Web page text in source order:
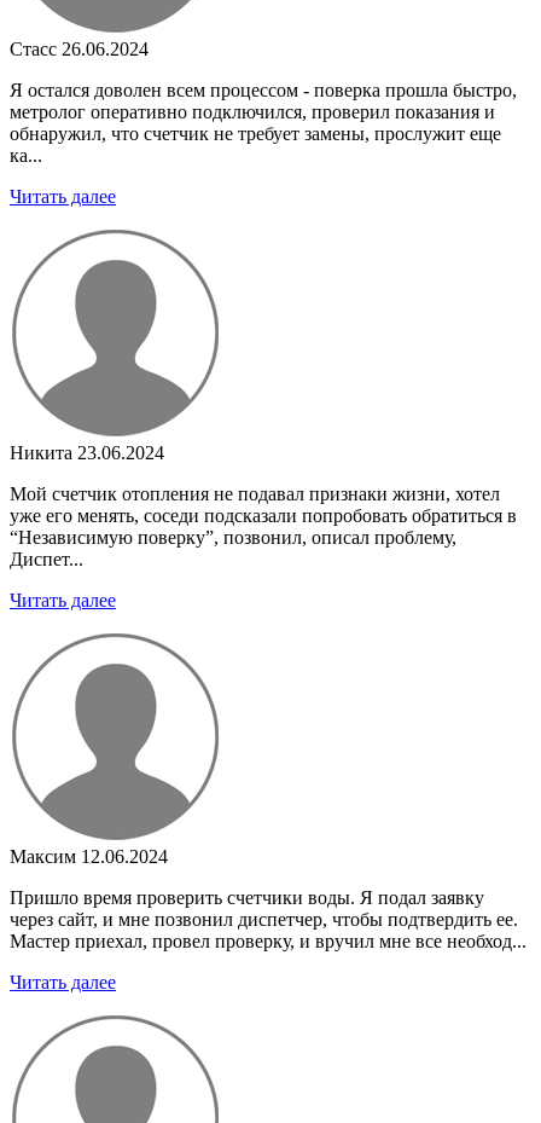
Стасс 26.06.2024
Я остался доволен всем процессом - поверка прошла быстро,
метролог оперативно подключился, проверил показания и
обнаружил, что счетчик не требует замены, прослужит еще
ка...
Читать далее
Никита 23.06.2024
Мой счетчик отопления не подавал признаки жизни, хотел
уже его менять, соседи подсказали попробовать обратиться в
“Независимую поверку”, позвонил, описал проблему,
Диспет...
Читать далее
Максим 12.06.2024
Пришло время проверить счетчики воды. Я подал заявку
через сайт, и мне позвонил диспетчер, чтобы подтвердить ее.
Мастер приехал, провел проверку, и вручил мне все необход...
Читать далее